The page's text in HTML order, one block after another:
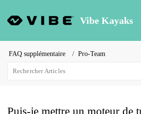
Vibe Kayaks
FAQ supplémentaire Pro-Team
Puis-je mettre un moteur de